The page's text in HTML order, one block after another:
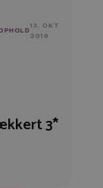
13. OKT
2019
3*